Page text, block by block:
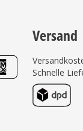
Versand
Schnelle